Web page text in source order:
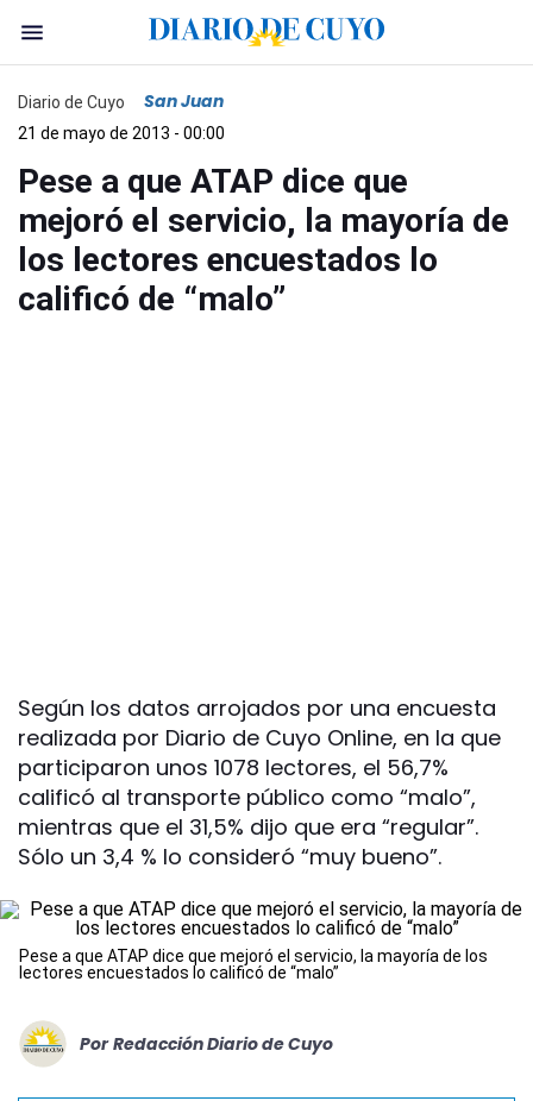
Diario de Cuyo San Juan
21 de mayo de 2013 - 00:00
Pese a que ATAP dice que
mejoró el servicio, la mayoría de
los lectores encuestados lo
calificó de “malo”
Según los datos arrojados por una encuesta
realizada por Diario de Cuyo Online, en la que
participaron unos 1078 lectores, el 56,7%
calificó al transporte público como “malo”,
mientras que el 31,5% dijo que era “regular”.
Sólo un 3,4 % lo consideró “muy bueno”.
Pese a que ATAP dice que mejoró el servicio, la mayoría de los
lectores encuestados lo calificó de “malo”
Por Redacción Diario de Cuyo